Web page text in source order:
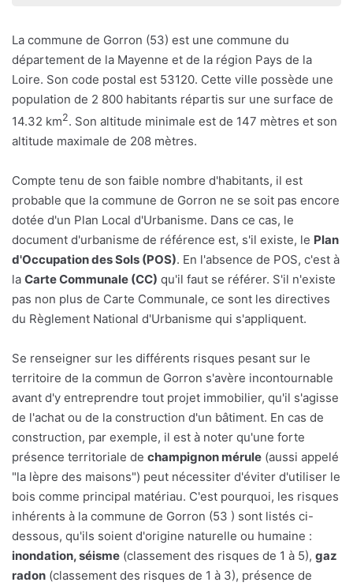
La commune de Gorron (53) est une commune du
département de la Mayenne et de la région Pays de la
Loire. Son code postal est 53120. Cette ville possède une
population de 2 800 habitants répartis sur une surface de
14.32 km2. Son altitude minimale est de 147 mètres et son
altitude maximale de 208 mètres.
Compte tenu de son faible nombre d'habitants, il est
probable que la commune de Gorron ne se soit pas encore
dotée d'un Plan Local d'Urbanisme. Dans ce cas, le
document d'urbanisme de référence est, s'il existe, le Plan
d'Occupation des Sols (POS). En l'absence de POS, c'est à
la Carte Communale (CC) qu'il faut se référer. S'il n'existe
pas non plus de Carte Communale, ce sont les directives
du Règlement National d'Urbanisme qui s'appliquent.
Se renseigner sur les différents risques pesant sur le
territoire de la commun de Gorron s'avère incontournable
avant d'y entreprendre tout projet immobilier, qu'il s'agisse
de l'achat ou de la construction d'un bâtiment. En cas de
construction, par exemple, il est à noter qu'une forte
présence territoriale de champignon mérule (aussi appelé
"la lèpre des maisons") peut nécessiter d'éviter d'utiliser le
bois comme principal matériau. C'est pourquoi, les risques
inhérents à la commune de Gorron (53 ) sont listés ci-
dessous, qu'ils soient d'origine naturelle ou humaine :
inondation, séisme (classement des risques de 1 à 5), gaz
radon (classement des risques de 1 à 3), présence de